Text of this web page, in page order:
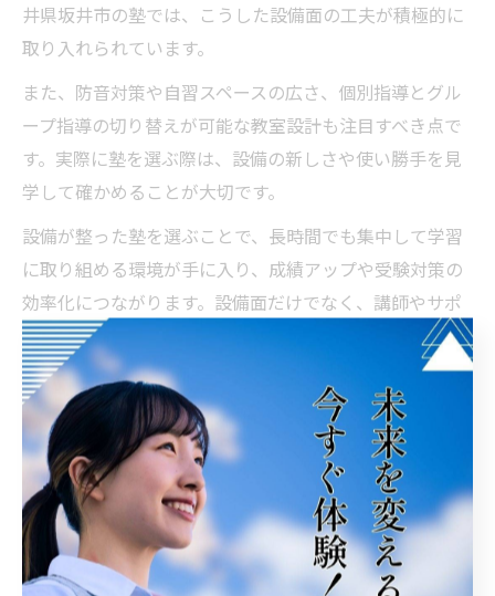
井県坂井市の塾では、こうした設備面の工夫が積極的に
取り入れられています。
また、防音対策や自習スペースの広さ、個別指導とグル
ープ指導の切り替えが可能な教室設計も注目すべき点で
す。実際に塾を選ぶ際は、設備の新しさや使い勝手を見
学して確かめることが大切です。
設備が整った塾を選ぶことで、長時間でも集中して学習
に取り組める環境が手に入り、成績アップや受験対策の
効率化につながります。設備面だけでなく、講師やサポ
ート体制とのバランスも考慮しながら最適な塾を選びま
しょう。
もし自宅学習が続かないなら外部施
設がおすすめ